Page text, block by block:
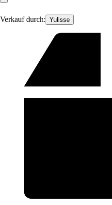
Verkauf durch: Yulisse